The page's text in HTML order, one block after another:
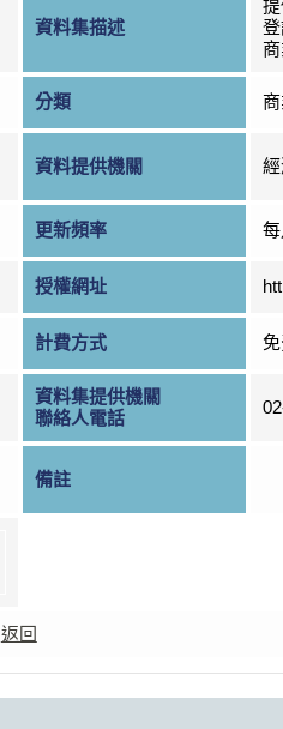
資料集描述
分類
資料提供機關
更新頻率 每
授權網址
計費方式
資料集提供機關
聯絡人電話
備註
返回